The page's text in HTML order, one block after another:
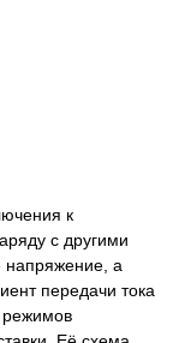
к
с другими
напряжение, а
передачи тока
режимов